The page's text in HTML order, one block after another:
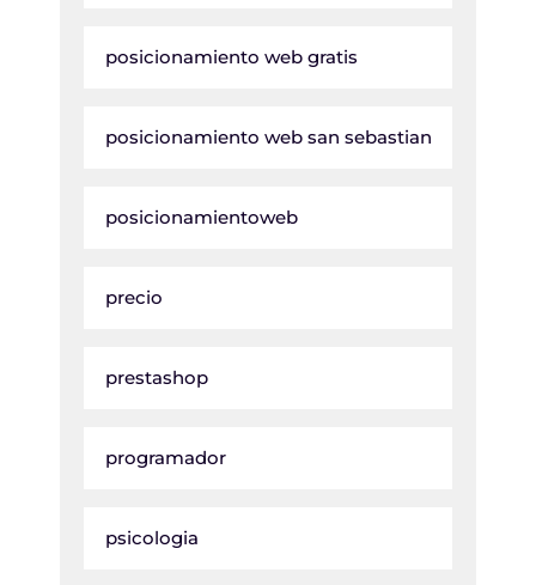
posicionamiento web gratis
posicionamiento web san sebastian
posicionamientoweb
precio
prestashop
programador
psicologia